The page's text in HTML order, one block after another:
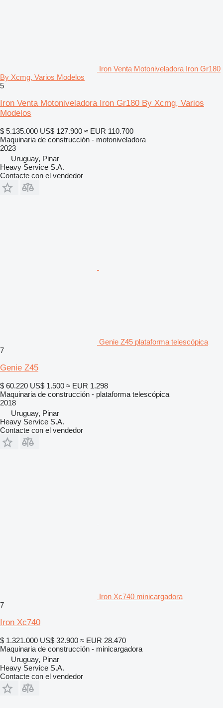
Iron Venta Motoniveladora Iron Gr180
By Xcmg, Varios Modelos
5
Iron Venta Motoniveladora Iron Gr180 By Xcmg, Varios
Modelos
$ 5.135.000 US$ 127.900 ≈ EUR 110.700
Maquinaria de construcción - motoniveladora
2023
Uruguay, Pinar
Heavy Service S.A.
Contacte con el vendedor
Genie Z45 plataforma telescópica
7
Genie Z45
$ 60.220 US$ 1.500 ≈ EUR 1.298
Maquinaria de construcción - plataforma telescópica
2018
Uruguay, Pinar
Heavy Service S.A.
Contacte con el vendedor
Iron Xc740 minicargadora
7
Iron Xc740
$ 1.321.000 US$ 32.900 ≈ EUR 28.470
Maquinaria de construcción - minicargadora
Uruguay, Pinar
Heavy Service S.A.
Contacte con el vendedor